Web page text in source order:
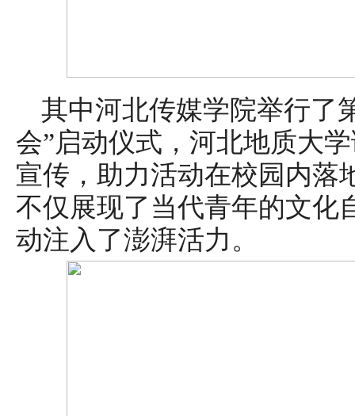
其中河北传媒学院举行了
会”启动仪式，河北地质大
宣传，助力活动在校园内落
不仅展现了当代青年的文化
动注入了澎湃活力。